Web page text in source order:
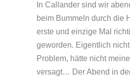
In Callander sind wir
beim Bummeln durch die
erste und einzige Mal
geworden. Eigentlich
Problem, hätte nicht
versagt… Der Abend in